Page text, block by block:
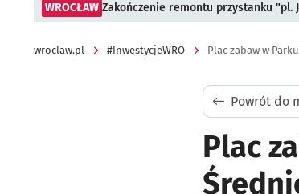
WROCŁAW Zakończenie remontu przystanku "pl.
wroclaw.pl #InwestycjeWRO Plac zabaw w
Powrót do
Plac